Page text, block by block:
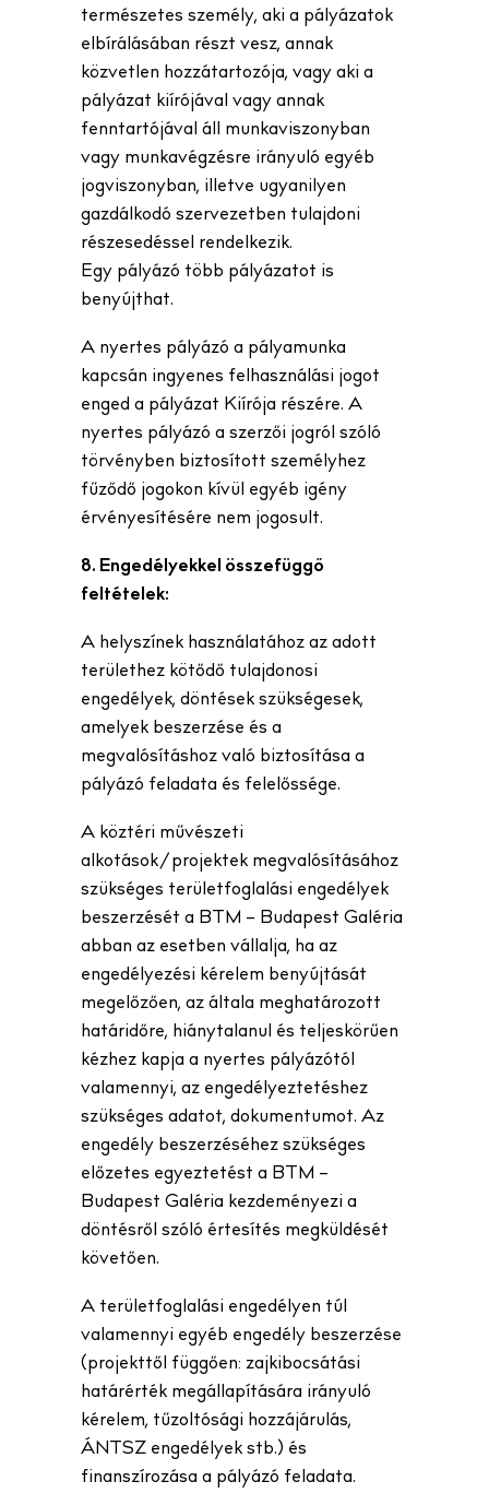
természetes személy, aki a pályázatok
elbírálásában részt vesz, annak
közvetlen hozzátartozója, vagy aki a
pályázat kiírójával vagy annak
fenntartójával áll munkaviszonyban
vagy munkavégzésre irányuló egyéb
jogviszonyban, illetve ugyanilyen
gazdálkodó szervezetben tulajdoni
részesedéssel rendelkezik.
Egy pályázó több pályázatot is
benyújthat.
A nyertes pályázó a pályamunka
kapcsán ingyenes felhasználási jogot
enged a pályázat Kiírója részére. A
nyertes pályázó a szerzői jogról szóló
törvényben biztosított személyhez
fűződő jogokon kívül egyéb igény
érvényesítésére nem jogosult.
8. Engedélyekkel összefüggő
feltételek:
A helyszínek használatához az adott
területhez kötődő tulajdonosi
engedélyek, döntések szükségesek,
amelyek beszerzése és a
megvalósításhoz való biztosítása a
pályázó feladata és felelőssége.
A köztéri művészeti
alkotások/projektek megvalósításához
szükséges területfoglalási engedélyek
beszerzését a BTM – Budapest Galéria
abban az esetben vállalja, ha az
engedélyezési kérelem benyújtását
megelőzően, az általa meghatározott
határidőre, hiánytalanul és teljeskörűen
kézhez kapja a nyertes pályázótól
valamennyi, az engedélyeztetéshez
szükséges adatot, dokumentumot. Az
engedély beszerzéséhez szükséges
előzetes egyeztetést a BTM –
Budapest Galéria kezdeményezi a
döntésről szóló értesítés megküldését
követően.
A területfoglalási engedélyen túl
valamennyi egyéb engedély beszerzése
(projekttől függően: zajkibocsátási
határérték megállapítására irányuló
kérelem, tűzoltósági hozzájárulás,
ÁNTSZ engedélyek stb.) és
finanszírozása a pályázó feladata.